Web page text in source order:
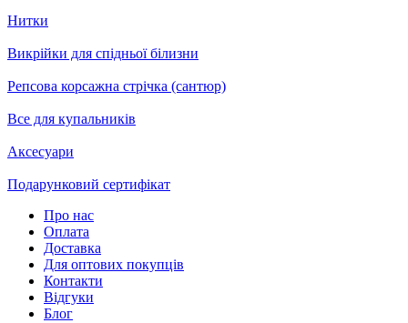
Нитки
Викрійки для спідньої білизни
Репсова корсажна стрічка (сантюр)
Все для купальників
Аксесуари
Подарунковий сертифікат
Про нас
Оплата
Доставка
Для оптових покупців
Контакти
Відгуки
Блог